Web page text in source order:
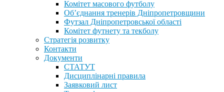
Комітет масового футболу
Обʼєднання тренерів Дніпропетровщини
Футзал Дніпропетровської області
Комітет футнету та текболу
Стратегія розвитку
Контакти
Документи
СТАТУТ
Дисциплінарні правила
Заявковий лист